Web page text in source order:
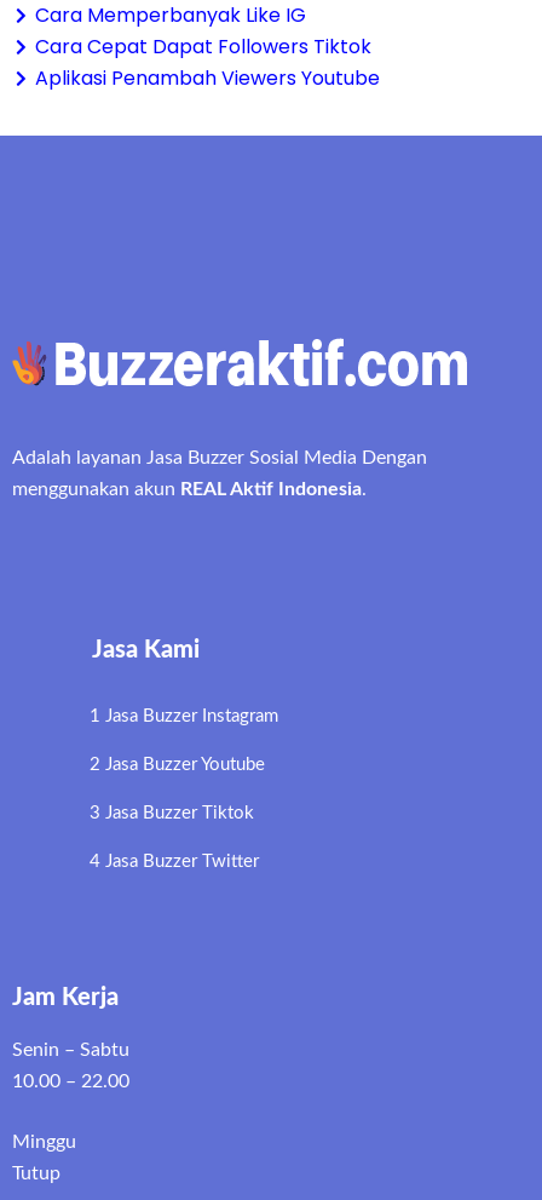
Cara Memperbanyak Like IG
Cara Cepat Dapat Followers Tiktok
Aplikasi Penambah Viewers Youtube
Adalah layanan Jasa Buzzer Sosial Media Dengan
menggunakan akun REAL Aktif Indonesia.
Jasa Kami
1 Jasa Buzzer Instagram
2 Jasa Buzzer Youtube
3 Jasa Buzzer Tiktok
4 Jasa Buzzer Twitter
Jam Kerja
Senin – Sabtu
10.00 – 22.00
Minggu
Tutup